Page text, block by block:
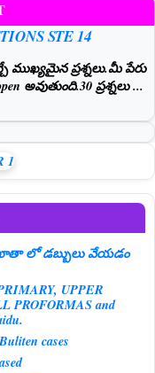
STE 14
ముఖ్యమైన ప్రశ్నలు.మీ పేరు
అవుతుంది.30 ప్రశ్నలు ...
ఖాతా లో డబ్బులు వేయడం
UPPER
PROFORMAS and
cases